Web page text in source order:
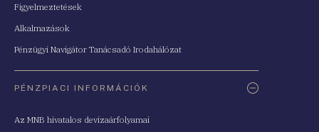
Figyelmeztetések
Alkalmazások
Pénzügyi Navigátor Tanácsadó Irodahálózat
PÉNZPIACI INFORMÁCIÓK
Az MNB hivatalos devizaárfolyamai